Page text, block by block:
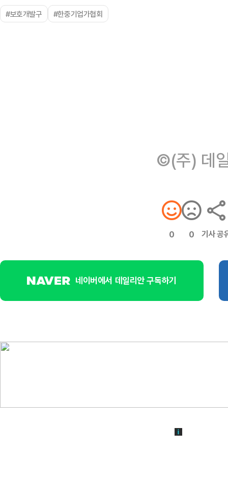
#보호개발구 #한중기업가협회
©(주) 데
0 0 기사 공
네이버에서 데일리안 구독하기